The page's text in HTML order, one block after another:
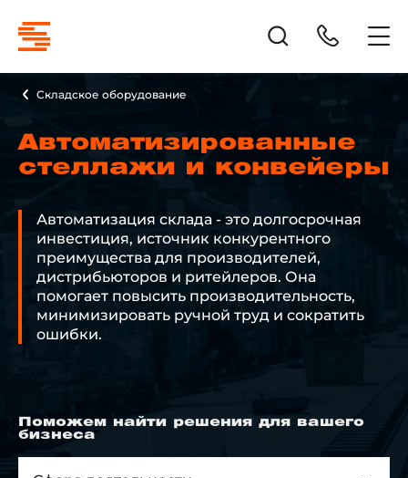
Складское оборудование
Автоматизированные
стеллажи и конвейеры
Автоматизация склада - это долгосрочная
инвестиция, источник конкурентного
преимущества для производителей,
дистрибьюторов и ритейлеров. Она
помогает повысить производительность,
минимизировать ручной труд и сократить
ошибки.
Поможем найти решения для вашего
бизнеса